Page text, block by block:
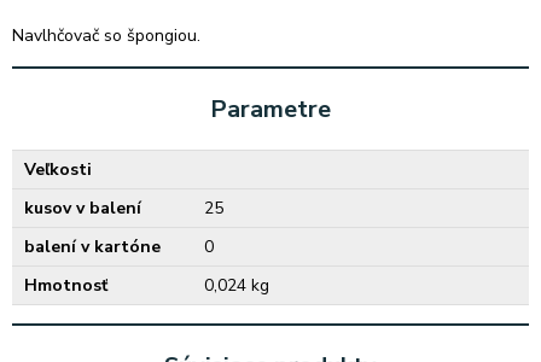
Navlhčovač so špongiou.
Parametre
Veľkosti
kusov v balení
25
balení v kartóne
0
Hmotnosť
0,024 kg